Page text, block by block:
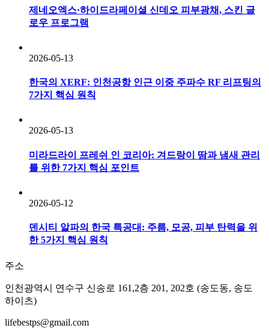
제네오엑스·하이드라페이셜 신데오 피부광채, 스킨 글
로우 프로그램
2026-05-13
한국의 XERF: 인천공항 인근 이중 주파수 RF 리프팅의
7가지 핵심 원칙
2026-05-13
미라드라이 프레쉬 인 코리아: 겨드랑이 땀과 냄새 관리
를 위한 7가지 핵심 포인트
2026-05-12
덴시티 알파의 한국 특공대: 주름, 모공, 피부 탄력을 위
한 5가지 핵심 원칙
주소
인천광역시 연수구 신송로 161,2층 201, 202호 (송도동, 송도
하이츠)
lifebestps@gmail.com